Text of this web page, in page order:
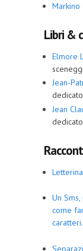
Markino
Libri &
Elmore
Jean-
Jean
Un
come
caratteri.